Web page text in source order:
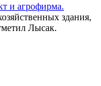
и агрофирма.
здания,
Лысак.